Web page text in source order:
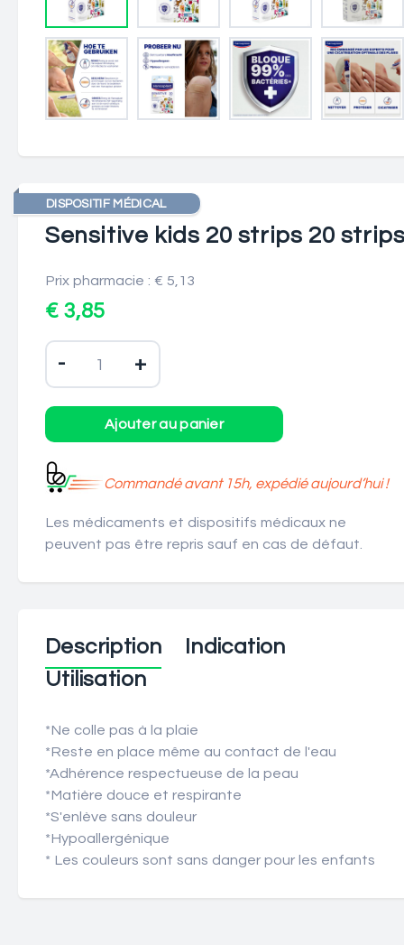
DISPOSITIF MÉDICAL
Sensitive kids 20 strips 20
Prix pharmacie : € 5,13
€ 3,85
- +
Commandé avant 15h, expédié aujourd’hui !
Les médicaments et dispositifs médicaux ne
peuvent pas être repris sauf en cas de défaut.
Description
Indication
Utilisation
*Ne colle pas à la plaie
*Reste en place même au contact de l'eau
*Adhérence respectueuse de la peau
*Matière douce et respirante
*S'enlève sans douleur
*Hypoallergénique
* Les couleurs sont sans danger pour les enfants